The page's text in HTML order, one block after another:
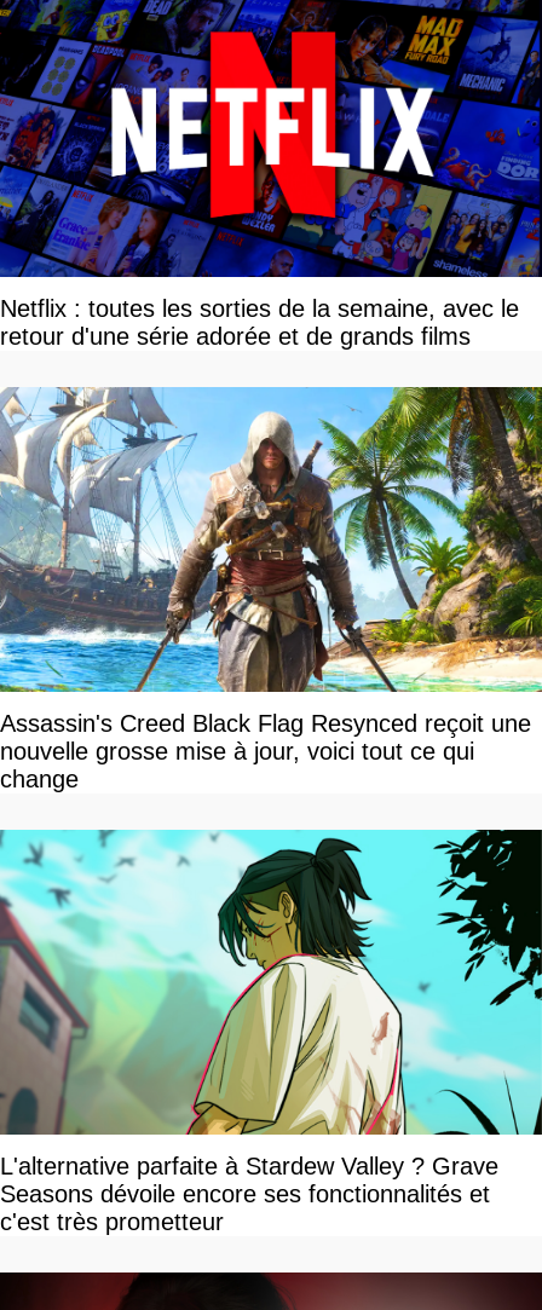
Netflix : toutes les sorties de la semaine, avec le
retour d'une série adorée et de grands films
Assassin's Creed Black Flag Resynced reçoit une
nouvelle grosse mise à jour, voici tout ce qui
change
L'alternative parfaite à Stardew Valley ? Grave
Seasons dévoile encore ses fonctionnalités et
c'est très prometteur